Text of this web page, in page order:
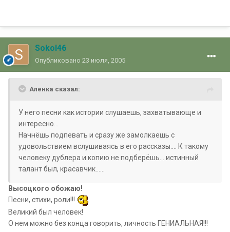
Sokol46
Опубликовано 23 июля, 2005
Аленка сказал:
У него песни как истории слушаешь, захватывающе и
интересно...
Начнёшь подпевать и сразу же замолкаешь с
удовольствием вслушиваясь в его рассказы.... К такому
человеку дублера и копию не подберёшь... истинный
талант был, красавчик......
Высоцкого обожаю!
Песни, стихи, роли!!!
Великий был человек!
О нем можно без конца говорить, личность ГЕНИАЛЬНАЯ!!!